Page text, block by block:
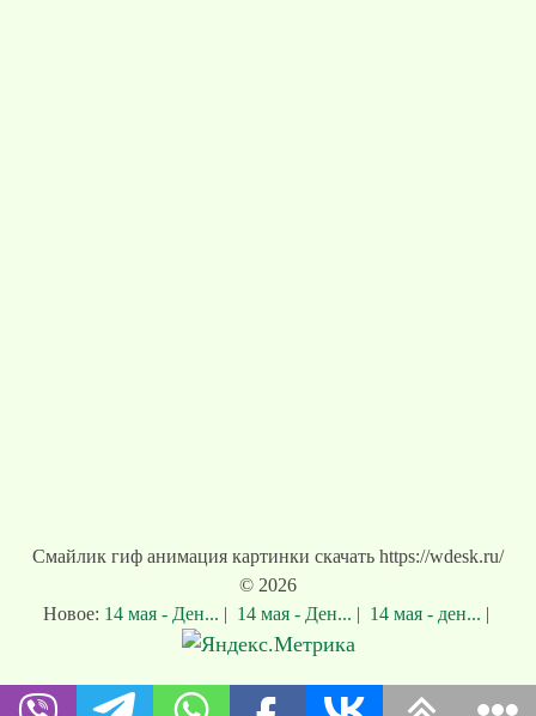
Смайлик гиф анимация картинки скачать https://wdesk.ru/
© 2026
Новое: 14 мая - Ден... | 14 мая - Ден... | 14 мая - ден... |